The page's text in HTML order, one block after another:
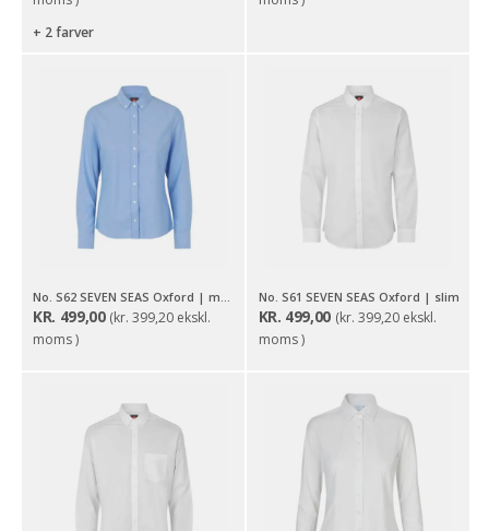
+ 2 farver
No. S62 SEVEN SEAS Oxford | modern | dame
KR. 499,00 (kr. 399,20 ekskl.
moms )
No. S61 SEVEN SEAS Oxford | slim
KR. 499,00 (kr. 399,20ekskl.
moms )